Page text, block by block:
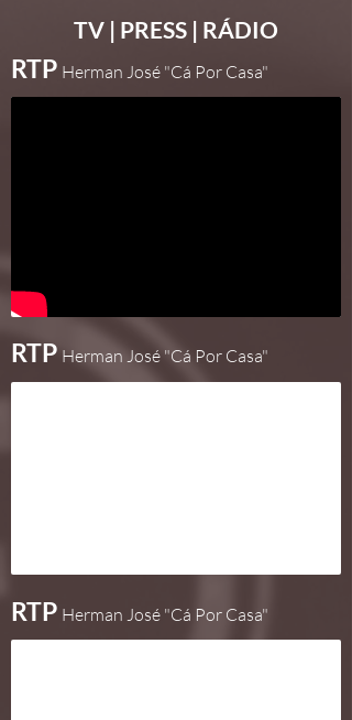
TV | PRESS | RÁDIO
RTP Herman José "Cá Por Casa"
RTP Herman José "Cá Por Casa"
RTP Herman José "Cá Por Casa"